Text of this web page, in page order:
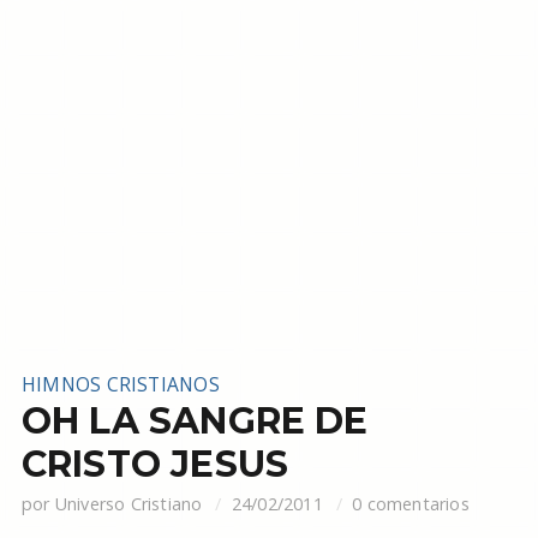
HIMNOS CRISTIANOS
OH LA SANGRE DE
CRISTO JESUS
por Universo Cristiano 24/02/2011 0 comentarios